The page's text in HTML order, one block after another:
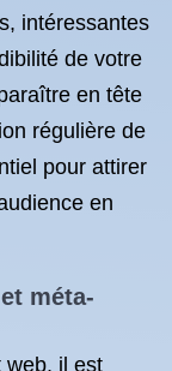
intéressantes
de votre
en tête
régulière de
pour attirer
en
méta-
web, il est